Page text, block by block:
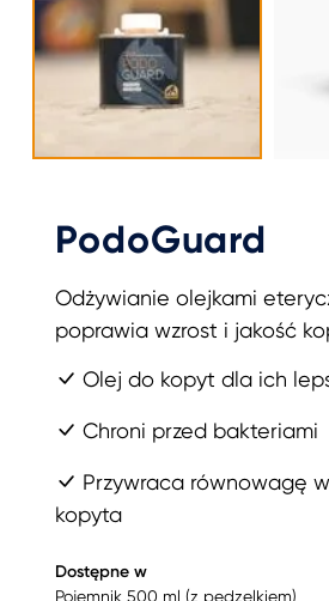
PodoGuard
Odżywianie olejkami
poprawia wzrost i jakość
Olej do kopyt dla ich
Chroni przed bakteriami
Przywraca równowagę
kopyta
Dostępne w
Pojemnik 500 ml (z pędzelkiem)